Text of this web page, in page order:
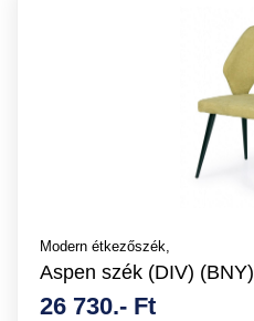
Modern étkezőszék,
Aspen szék (DIV) (BNY)
26 730.- Ft